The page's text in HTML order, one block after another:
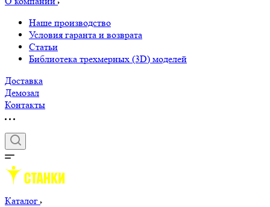
Наше производство
Условия гаранта и возврата
Статьи
Библиотека трехмерных (3D) моделей
Доставка
Демозал
Контакты
Каталог